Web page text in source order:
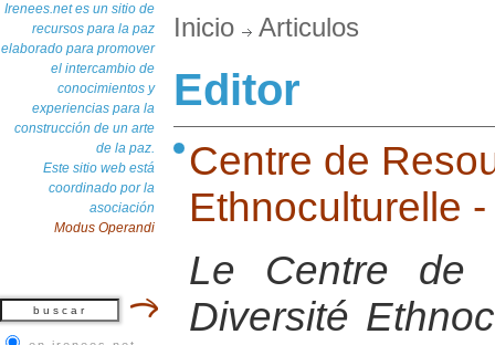
Irenees.net es un sitio de
recursos para la paz
elaborado para promover
el intercambio de
conocimientos y
experiencias para la
construcción de un arte
de la paz.
Este sitio web está
coordinado por la
asociación
Modus Operandi
Inicio Articulos
Editor
Centre de
Ethnoculturelle
Le Centre de
Diversité